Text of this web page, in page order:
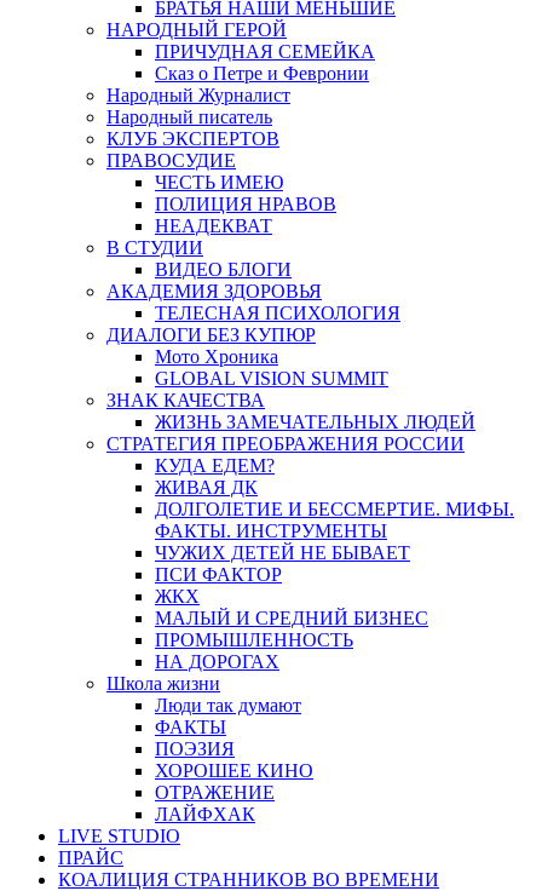
БРАТЬЯ НАШИ МЕНЬШИЕ
НАРОДНЫЙ ГЕРОЙ
ПРИЧУДНАЯ СЕМЕЙКА
Сказ о Петре и Февронии
Народный Журналист
Народный писатель
КЛУБ ЭКСПЕРТОВ
ПРАВОСУДИЕ
ЧЕСТЬ ИМЕЮ
ПОЛИЦИЯ НРАВОВ
НЕАДЕКВАТ
В СТУДИИ
ВИДЕО БЛОГИ
АКАДЕМИЯ ЗДОРОВЬЯ
ТЕЛЕСНАЯ ПСИХОЛОГИЯ
ДИАЛОГИ БЕЗ КУПЮР
Мото Хроника
GLOBAL VISION SUMMIT
ЗНАК КАЧЕСТВА
ЖИЗНЬ ЗАМЕЧАТЕЛЬНЫХ ЛЮДЕЙ
СТРАТЕГИЯ ПРЕОБРАЖЕНИЯ РОССИИ
КУДА ЕДЕМ?
ЖИВАЯ ДК
ДОЛГОЛЕТИЕ И БЕССМЕРТИЕ. МИФЫ.
ФАКТЫ. ИНСТРУМЕНТЫ
ЧУЖИХ ДЕТЕЙ НЕ БЫВАЕТ
ПСИ ФАКТОР
ЖКХ
МАЛЫЙ И СРЕДНИЙ БИЗНЕС
ПРОМЫШЛЕННОСТЬ
НА ДОРОГАХ
Школа жизни
Люди так думают
ФАКТЫ
ПОЭЗИЯ
ХОРОШЕЕ КИНО
ОТРАЖЕНИЕ
ЛАЙФХАК
LIVE STUDIO
ПРАЙС
КОАЛИЦИЯ СТРАННИКОВ ВО ВРЕМЕНИ